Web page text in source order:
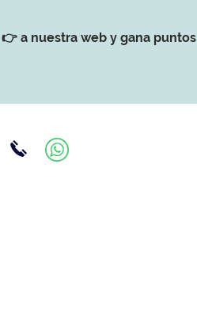
👉 a nuestra web y gana puntos